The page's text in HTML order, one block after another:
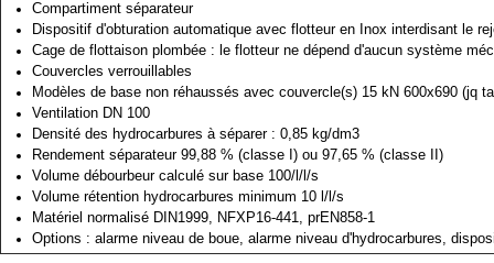
Compartiment séparateur
Dispositif d'obturation automatique avec flotteur en Inox interdisant le
Cage de flottaison plombée : le flotteur ne dépend d'aucun système
Couvercles verrouillables
Modèles de base non réhaussés avec couvercle(s) 15 kN 600x690 (jq
Ventilation DN 100
Densité des hydrocarbures à séparer : 0,85 kg/dm3
Rendement séparateur 99,88 % (classe I) ou 97,65 % (classe II)
Volume débourbeur calculé sur base 100/l/l/s
Volume rétention hydrocarbures minimum 10 l/l/s
Matériel normalisé DIN1999, NFXP16-441, prEN858-1
Options : alarme niveau de boue, alarme niveau d'hydrocarbures,